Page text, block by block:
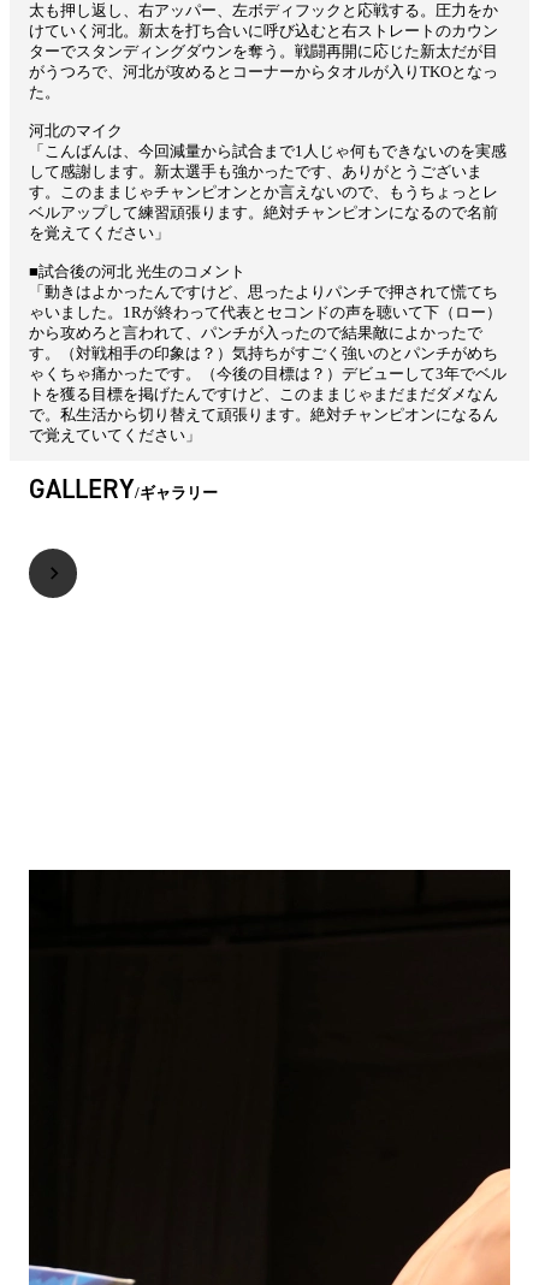
太も押し返し、右アッパー、左ボディフックと応戦する。圧力をか
けていく河北。新太を打ち合いに呼び込むと右ストレートのカウン
ターでスタンディングダウンを奪う。戦闘再開に応じた新太だが目
がうつろで、河北が攻めるとコーナーからタオルが入りTKOとなっ
た。
河北のマイク
「こんばんは、今回減量から試合まで1人じゃ何もできないのを実感
して感謝します。新太選手も強かったです、ありがとうございま
す。このままじゃチャンピオンとか言えないので、もうちょっとレ
ベルアップして練習頑張ります。絶対チャンピオンになるので名前
を覚えてください」
■試合後の河北 光生のコメント
「動きはよかったんですけど、思ったよりパンチで押されて慌てち
ゃいました。1Rが終わって代表とセコンドの声を聴いて下（ロー）
から攻めろと言われて、パンチが入ったので結果敵によかったで
す。（対戦相手の印象は？）気持ちがすごく強いのとパンチがめち
ゃくちゃ痛かったです。（今後の目標は？）デビューして3年でベル
トを獲る目標を掲げたんですけど、このままじゃまだまだダメなん
で。私生活から切り替えて頑張ります。絶対チャンピオンになるん
で覚えていてください」
GALLERY ギャラリー